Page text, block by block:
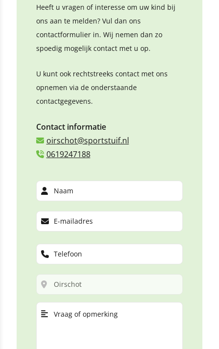
Heeft u vragen of interesse om uw kind bij
ons aan te melden? Vul dan ons
contactformulier in. Wij nemen dan zo
spoedig mogelijk contact met u op.
U kunt ook rechtstreeks contact met ons
opnemen via de onderstaande
contactgegevens.
Contact informatie
oirschot@sportstuif.nl
0619247188